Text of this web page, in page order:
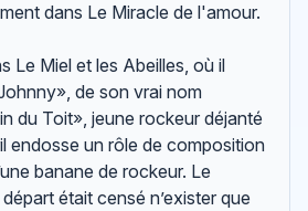
dans Le Miracle de l'amour.
Le Miel et les Abeilles, où il
de son vrai nom
du Toit», jeune rockeur déjanté
endosse un rôle de composition
banane de rockeur. Le
était censé n’exister que